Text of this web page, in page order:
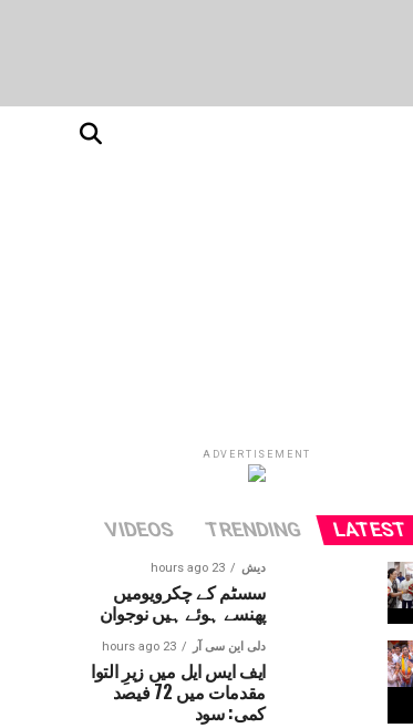
ADVERTISEMENT
LATEST
TRENDING
VIDEOS
دیش 23 hours ago
سسٹم کے چکرویومیں
پھنسے ہوئے ہیں نوجوان
دلی این سی آر 23 hours ago
ایف ایس ایل میں زیرِ التوا
مقدمات میں 72 فیصد
کمی: سود